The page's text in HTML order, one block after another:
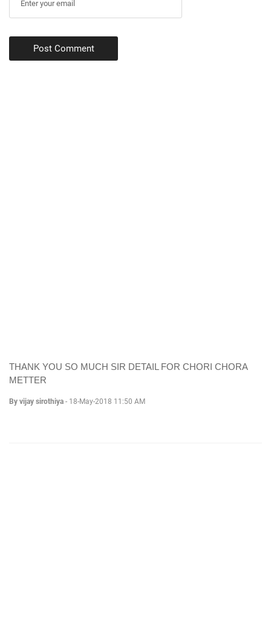
Post Comment
THANK YOU SO MUCH SIR DETAIL FOR CHORI CHORA
METTER
By vijay sirothiya - 18-May-2018 11:50 AM